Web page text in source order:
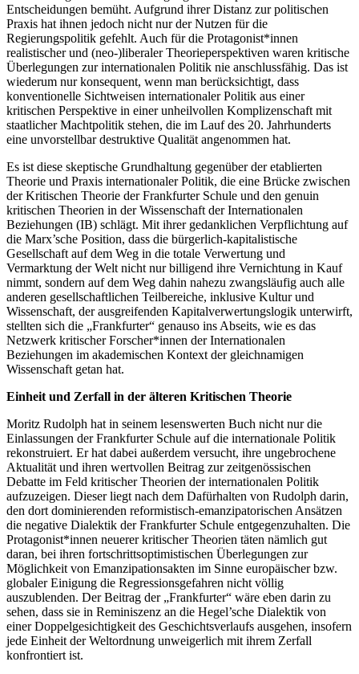
Entscheidungen bemüht. Aufgrund ihrer Distanz zur politischen
Praxis hat ihnen jedoch nicht nur der Nutzen für die
Regierungspolitik gefehlt. Auch für die Protagonist*innen
realistischer und (neo-)liberaler Theorieperspektiven waren kritische
Überlegungen zur internationalen Politik nie anschlussfähig. Das ist
wiederum nur konsequent, wenn man berücksichtigt, dass
konventionelle Sichtweisen internationaler Politik aus einer
kritischen Perspektive in einer unheilvollen Komplizenschaft mit
staatlicher Machtpolitik stehen, die im Lauf des 20. Jahrhunderts
eine unvorstellbar destruktive Qualität angenommen hat.
Es ist diese skeptische Grundhaltung gegenüber der etablierten
Theorie und Praxis internationaler Politik, die eine Brücke zwischen
der Kritischen Theorie der Frankfurter Schule und den genuin
kritischen Theorien in der Wissenschaft der Internationalen
Beziehungen (IB) schlägt. Mit ihrer gedanklichen Verpflichtung auf
die Marx’sche Position, dass die bürgerlich-kapitalistische
Gesellschaft auf dem Weg in die totale Verwertung und
Vermarktung der Welt nicht nur billigend ihre Vernichtung in Kauf
nimmt, sondern auf dem Weg dahin nahezu zwangsläufig auch alle
anderen gesellschaftlichen Teilbereiche, inklusive Kultur und
Wissenschaft, der ausgreifenden Kapitalverwertungslogik unterwirft,
stellten sich die „Frankfurter“ genauso ins Abseits, wie es das
Netzwerk kritischer Forscher*innen der Internationalen
Beziehungen im akademischen Kontext der gleichnamigen
Wissenschaft getan hat.
Einheit und Zerfall in der älteren Kritischen Theorie
Moritz Rudolph hat in seinem lesenswerten Buch nicht nur die
Einlassungen der Frankfurter Schule auf die internationale Politik
rekonstruiert. Er hat dabei außerdem versucht, ihre ungebrochene
Aktualität und ihren wertvollen Beitrag zur zeitgenössischen
Debatte im Feld kritischer Theorien der internationalen Politik
aufzuzeigen. Dieser liegt nach dem Dafürhalten von Rudolph darin,
den dort dominierenden reformistisch-emanzipatorischen Ansätzen
die negative Dialektik der Frankfurter Schule entgegenzuhalten. Die
Protagonist*innen neuerer kritischer Theorien täten nämlich gut
daran, bei ihren fortschrittsoptimistischen Überlegungen zur
Möglichkeit von Emanzipationsakten im Sinne europäischer bzw.
globaler Einigung die Regressionsgefahren nicht völlig
auszublenden. Der Beitrag der „Frankfurter“ wäre eben darin zu
sehen, dass sie in Reminiszenz an die Hegel’sche Dialektik von
einer Doppelgesichtigkeit des Geschichtsverlaufs ausgehen, insofern
jede Einheit der Weltordnung unweigerlich mit ihrem Zerfall
konfrontiert ist.